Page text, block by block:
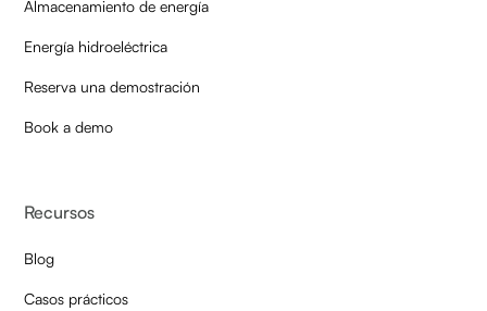
Almacenamiento de energía
Energía hidroeléctrica
Reserva una demostración
Book a demo
Recursos
Blog
Casos prácticos